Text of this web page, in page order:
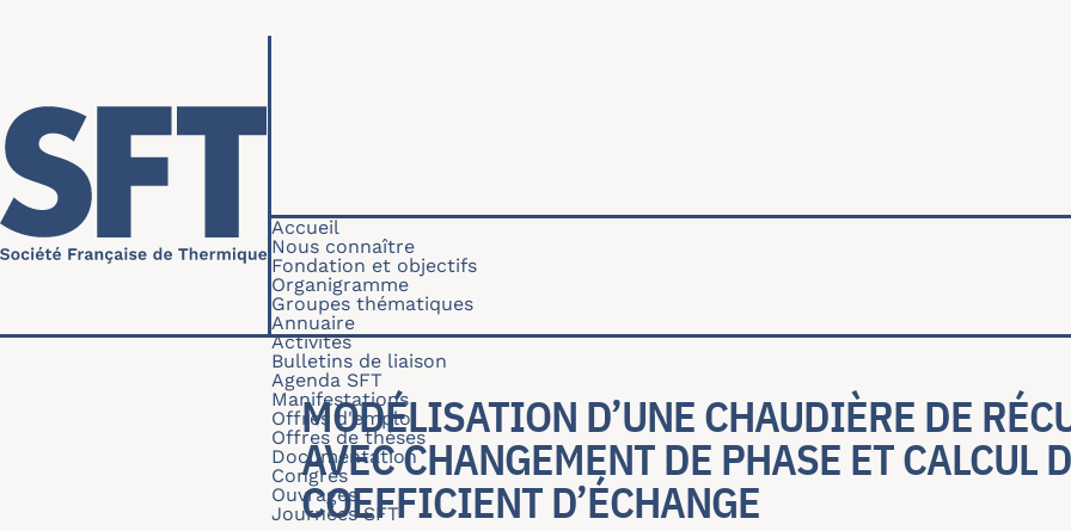
Navigation principale
Accueil
Nous connaître
Fondation et objectifs
Organigramme
Groupes thématiques
Annuaire
Activités
Bulletins de liaison
Agenda SFT
Manifestations
Offres d'emploi
Offres de thèses
Documentation
Congrès
Ouvrages
Journées SFT
MODÉLISATION D’UNE CHAUDIÈRE DE
AVEC CHANGEMENT DE PHASE ET CALCUL
COEFFICIENT D’ÉCHANGE